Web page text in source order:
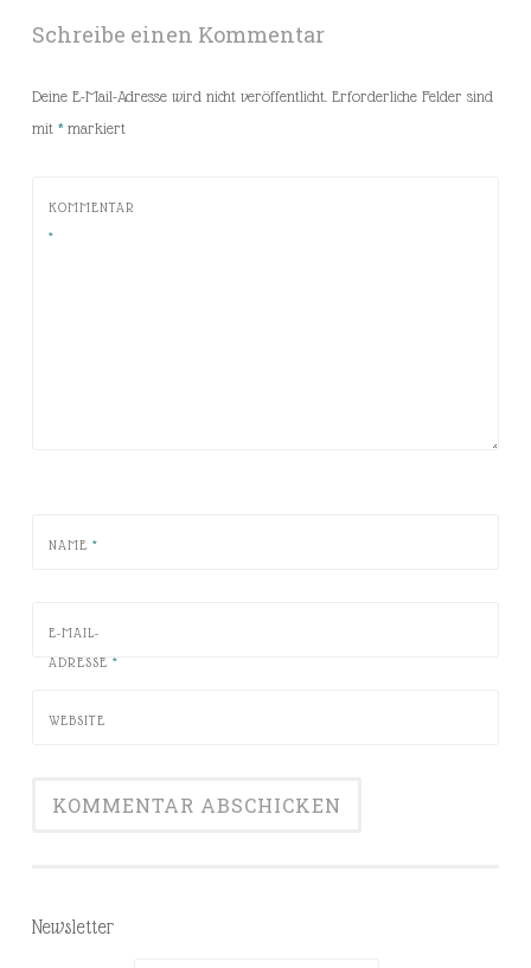
Schreibe einen Kommentar
Deine E-Mail-Adresse wird nicht veröffentlicht. Erforderliche Felder sind
mit *markiert
KOMMENTAR
*
NAME *
E-MAIL-
ADRESSE *
WEBSITE
Newsletter